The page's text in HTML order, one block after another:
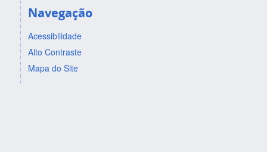
Navegação
Acessibilidade
Alto Contraste
Mapa do Site